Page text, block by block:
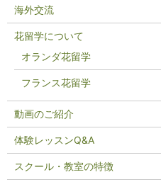
海外交流
花留学について
オランダ花留学
フランス花留学
動画のご紹介
体験レッスンQ&A
スクール・教室の特徴